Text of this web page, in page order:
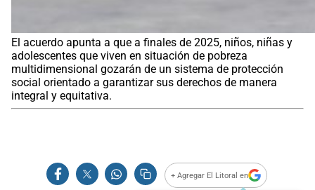
El acuerdo apunta a que a finales de 2025, niños, niñas y
adolescentes que viven en situación de pobreza
multidimensional gozarán de un sistema de protección
social orientado a garantizar sus derechos de manera
integral y equitativa.
+ Agregar El Litoral en